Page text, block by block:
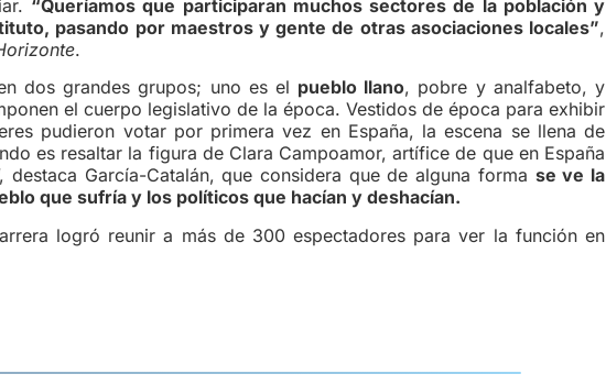
“Queríamos que participaran muchos sectores de la población y
pasando por maestros y gente de otras asociaciones locales”,
.
dos grandes grupos; uno es el pueblo llano, pobre y analfabeto, y
el cuerpo legislativo de la época. Vestidos de época para exhibir
pudieron votar por primera vez en España, la escena se llena de
es resaltar la figura de Clara Campoamor, artífice de que en España
destaca García-Catalán, que considera que de alguna forma se ve la
que sufría y los políticos que hacían y deshacían.
logró reunir a más de 300 espectadores para ver la función en